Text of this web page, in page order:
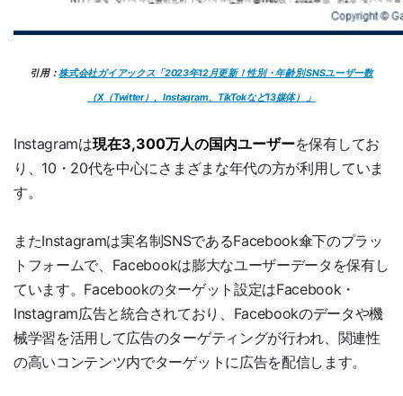
引用：株式会社ガイアックス「2023年12月更新！性別・年齢別 SNSユーザー数
（X（Twitter）、Instagram、TikTokなど13媒体） 」
Instagramは現在3,300万人の国内ユーザーを保有してお
り、10・20代を中心にさまざまな年代の方が利用していま
す。
またInstagramは実名制SNSであるFacebook傘下のプラッ
トフォームで、Facebookは膨大なユーザーデータを保有し
ています。Facebookのターゲット設定はFacebook・
Instagram広告と統合されており、Facebookのデータや機
械学習を活用して広告のターゲティングが行われ、関連性
の高いコンテンツ内でターゲットに広告を配信します。